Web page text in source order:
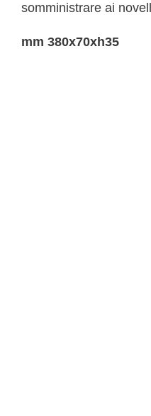
somministrare ai
mm 380x70xh35